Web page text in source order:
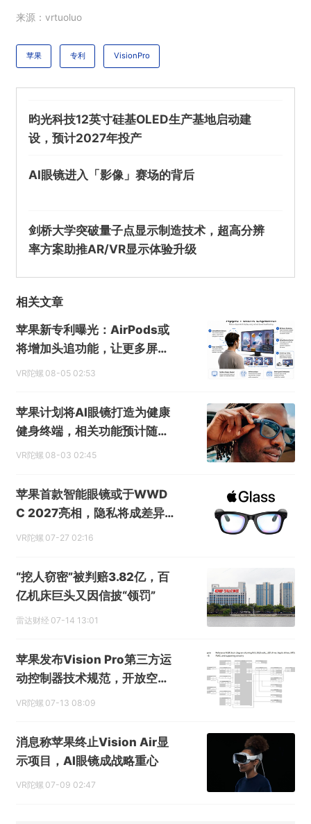
来源：vrtuoluo
苹果 专利 VisionPro
昀光科技12英寸硅基OLED生产基地启动建
设，预计2027年投产
AI眼镜进入「影像」赛场的背后
剑桥大学突破量子点显示制造技术，超高分辨
率方案助推AR/VR显示体验升级
相关文章
苹果新专利曝光：AirPods或
将增加头追功能，让更多屏幕
具备空间显示能力
VR陀螺 08-05 02:53
苹果计划将AI眼镜打造为健康
健身终端，相关功能预计随后
续机型落地
VR陀螺 08-03 02:45
苹果首款智能眼镜或于WWD
C 2027亮相，隐私将成差异
化重点
VR陀螺 07-27 02:16
“挖人窃密”被判赔3.82亿，百
亿机床巨头又因信披“领罚”
雷达财经 07-14 13:01
苹果发布Vision Pro第三方运
动控制器技术规范，开放空间
配件生态
VR陀螺 07-13 08:09
消息称苹果终止Vision Air显
示项目，AI眼镜成战略重心
VR陀螺 07-09 02:47